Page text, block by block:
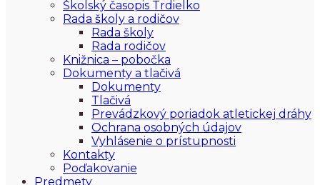
Školský časopis Trdielko
Rada školy a rodičov
Rada školy
Rada rodičov
Knižnica – pobočka
Dokumenty a tlačivá
Dokumenty
Tlačivá
Prevádzkový poriadok atletickej dráhy
Ochrana osobných údajov
Vyhlásenie o prístupnosti
Kontakty
Poďakovanie
Predmety